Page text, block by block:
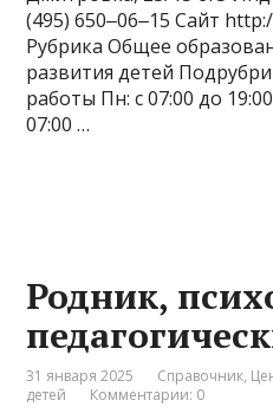
(495) 650‒06‒15 Сайт
Рубрика Общее
развития детей
работы Пн: с 07:00 до
07:00 …
Родник,
31 января 2025 Справочник,
детей
Комментарии: 0